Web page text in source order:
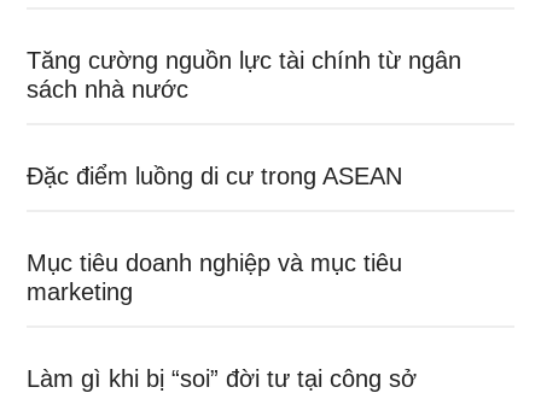
Tăng cường nguồn lực tài chính từ ngân
sách nhà nước
Đặc điểm luồng di cư trong ASEAN
Mục tiêu doanh nghiệp và mục tiêu
marketing
Làm gì khi bị “soi” đời tư tại công sở